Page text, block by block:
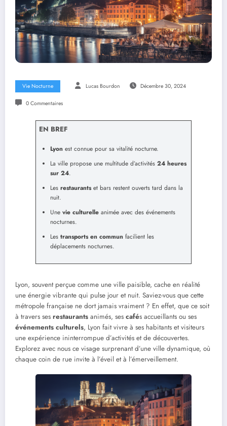
Vie Nocturne Lucas Bourdon Décembre 30, 2024
0 Commentaires
EN BREF
Lyon est connue pour sa vitalité nocturne.
La ville propose une multitude d’activités 24 heures
sur 24.
Les restaurantset bars restent ouverts tard dans la
nuit.
Une vie culturelle animée avec des événements
nocturnes.
Les transports en commun facilient les
déplacements nocturnes.
Lyon, souvent perçue comme une ville paisible, cache en réalité
une énergie vibrante qui pulse jour et nuit. Saviez-vous que cette
métropole française ne dort jamais vraiment ? En effet, que ce soit
à travers ses restaurants animés, ses cafés accueillants ou ses
événements culturels, Lyon fait vivre à ses habitants et visiteurs
une expérience ininterrompue d’activités et de découvertes.
Explorez avec nous ce visage surprenant d’une ville dynamique, où
chaque coin de rue invite à l’éveil et à l’émerveillement.